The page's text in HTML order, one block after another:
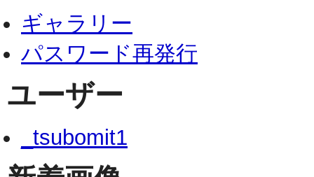
ギャラリー
パスワード再発行
ユーザー
_tsubomit1